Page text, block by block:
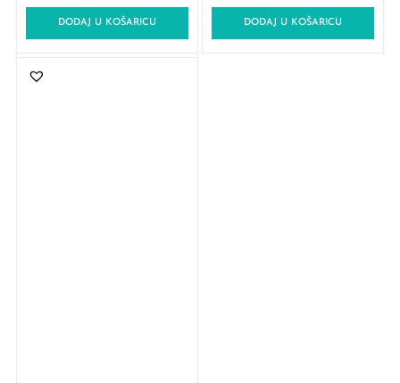
DODAJ U KOŠARICU DODAJ U KOŠARICU